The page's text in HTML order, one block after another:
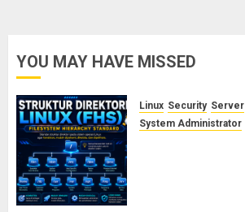
YOU MAY HAVE MISSED
Linux Security Server
System Administrator